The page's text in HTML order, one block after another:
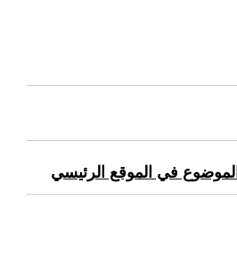
في الموقع الرئيسي